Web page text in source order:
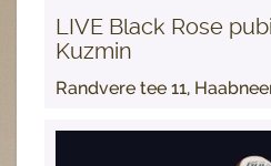
LIVE Black Rose
Kuzmin
Randvere tee 11,